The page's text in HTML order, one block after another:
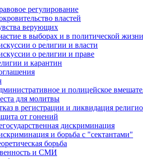
регулирование
властей
верующих
в выборах и в политической жизни
о религии и власти
о религии и праве
и карантин
и полицейское
для молитвы
в регистрации и ликвидация
от гонений
дискриминация
и борьба с "сектантами"
борьба
и СМИ